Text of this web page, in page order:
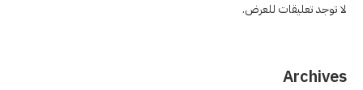
لا توجد تعليقات للعرض.
Archives